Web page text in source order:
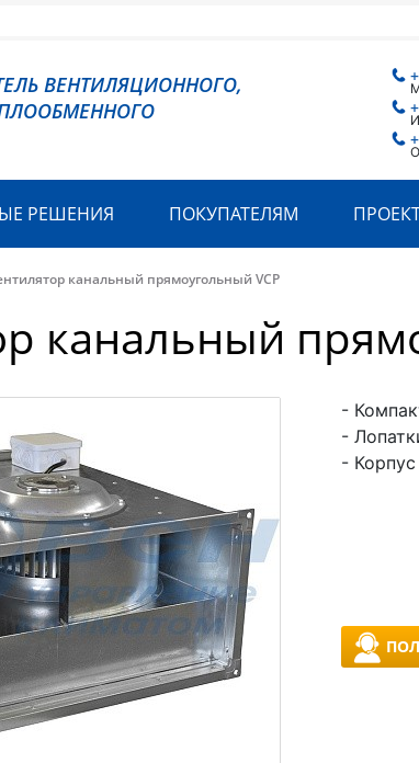
ВЕНТИЛЯЦИОННОГО,
РЕШЕНИЯ ПОКУПАТЕЛЯМ
канальный прямоугольный VCP
канальный
-
-
-